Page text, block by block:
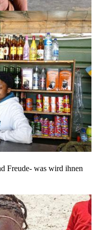
Freude- was wird ihnen